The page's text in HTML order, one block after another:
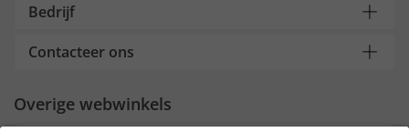
Bedrijf
Contacteer ons
Overige webwinkels